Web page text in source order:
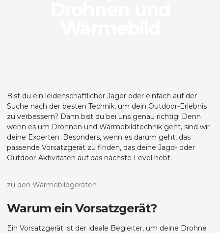
Bist du ein leidenschaftlicher Jäger oder einfach auf der
Suche nach der besten Technik, um dein Outdoor-Erlebnis
zu verbessern? Dann bist du bei uns genau richtig! Denn
wenn es um Drohnen und Wärmebildtechnik geht, sind wir
deine Experten. Besonders, wenn es darum geht, das
passende Vorsatzgerät zu finden, das deine Jagd- oder
Outdoor-Aktivitäten auf das nächste Level hebt.
zu den Wärmebildgeräten
Warum ein Vorsatzgerät?
Ein Vorsatzgerät ist der ideale Begleiter, um deine Drohne